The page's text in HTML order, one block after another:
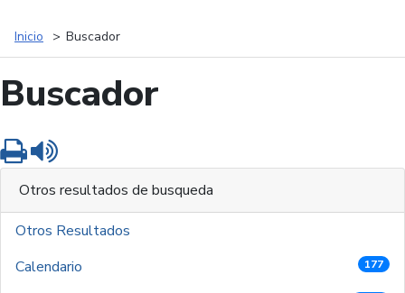
Inicio Buscador
Buscador
Imprimir
Otros resultados de busqueda
Otros Resultados
Calendario
177